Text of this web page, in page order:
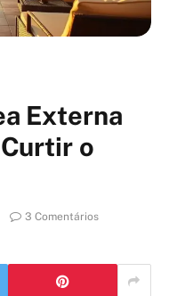
Externa
o
3 Comentários